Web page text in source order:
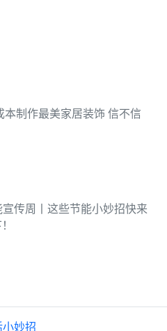
制作最美家居装饰 信不信
传周丨这些节能小妙招快来
妙招